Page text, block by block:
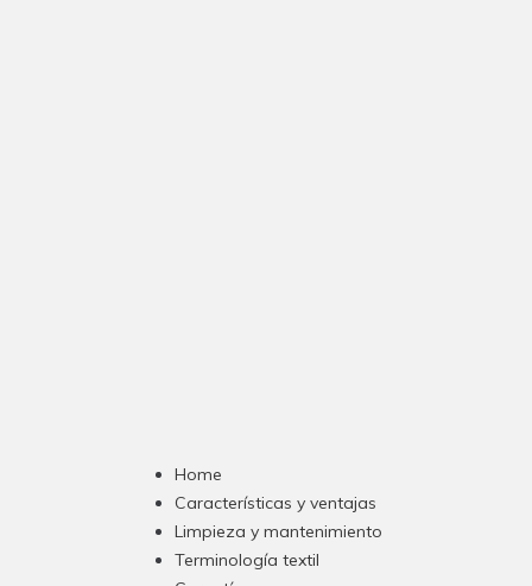
Home
Características y ventajas
Limpieza y mantenimiento
Terminología textil